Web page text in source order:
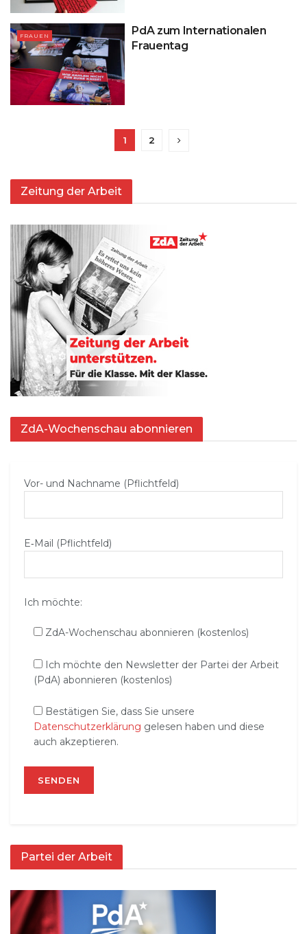
FRAUEN
PdA zum Internationalen
Frauentag
1 2
Zeitung der Arbeit
ZdA-Wochenschau abonnieren
Vor- und Nachname (Pflichtfeld)
E‑Mail (Pflichtfeld)
Ich möchte:
ZdA-Wochenschau abonnieren (kostenlos)
Ich möchte den Newsletter der Partei der Arbeit
(PdA) abonnieren (kostenlos)
Bestätigen Sie, dass Sie unsere
Datenschutzerklärung gelesen haben und diese
auch akzeptieren.
Partei der Arbeit